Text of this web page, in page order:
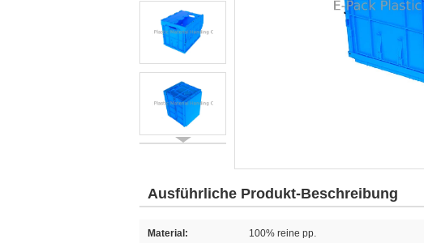
Ausführliche Produkt-Beschreibung
Material: 100% reine pp.